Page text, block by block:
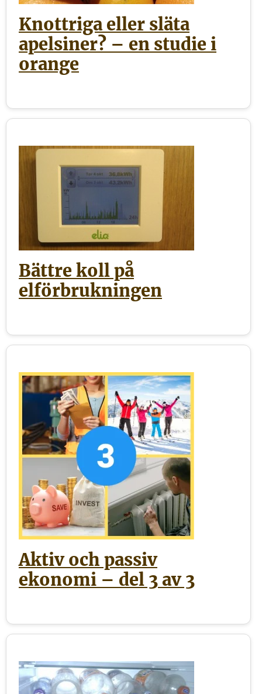
Knottriga eller släta
apelsiner? – en studie i
orange
Bättre koll på
elförbrukningen
Aktiv och passiv
ekonomi – del 3 av 3